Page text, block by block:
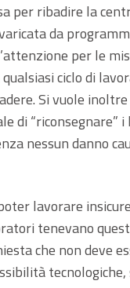
per ribadire la
da
per le
ciclo di
Si vuole
di
nessun danno
lavorare
tenevano
che non deve